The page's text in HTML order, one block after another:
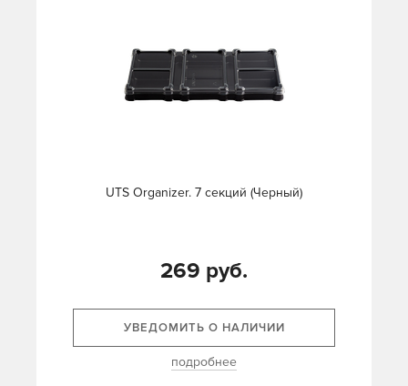
UTS Organizer. 7 секций (Черный)
269 руб.
УВЕДОМИТЬ О НАЛИЧИИ
подробнее